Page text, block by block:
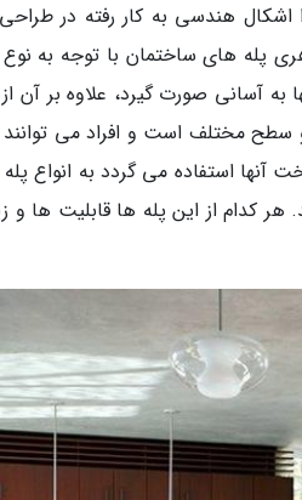
اشکال هندسی به کار رفته در طراحی
پله های ساختمان با توجه به نوع
آسانی صورت گیرد، علاوه بر آن از
سطح مختلف است و افراد می توانند
استفاده می گردد به انواع
کدام از این پله ها قابلیت ها و